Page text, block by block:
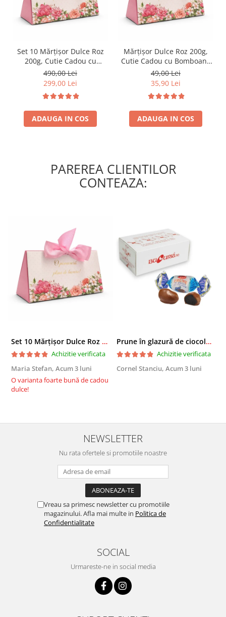
Set 10 Mărțișor Dulce Roz
200g, Cutie Cadou cu
Bomboane de Ciocolată
490,00 Lei
299,00 Lei
ADAUGA IN COS
Mărțișor Dulce Roz 200g,
Cutie Cadou cu Bomboane
de Ciocolată
49,00 Lei
35,90 Lei
ADAUGA IN COS
PAREREA CLIENTILOR
CONTEAZA:
Set 10 Mărțișor Dulce Roz 200g, Cutie Cadou cu Bomboane de Ciocolată
Achizitie verificata
Maria Stefan, Acum 3 luni
O varianta foarte bună de cadou
dulce!
Prune în glazură de ciocolată 2,3 KG
Achizitie verificata
Cornel Stanciu, Acum 3 luni
NEWSLETTER
Nu rata ofertele si promotiile noastre
Vreau sa primesc newsletter cu promotiile
magazinului. Afla mai multe in Politica de
Confidentialitate
SOCIAL
Urmareste-ne in social media